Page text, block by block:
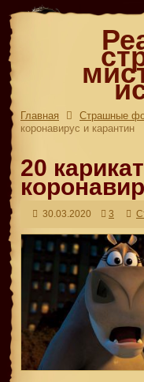
Главная Страшные
коронавирус и карантин
20
30.03.2020 3